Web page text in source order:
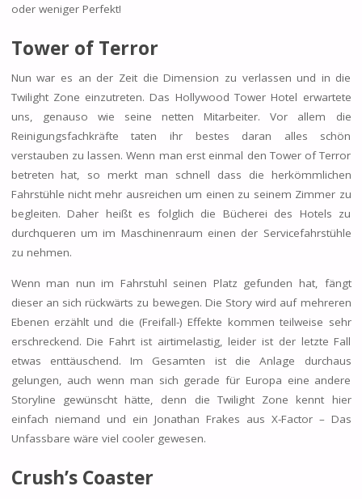
oder weniger Perfekt!
Tower of Terror
Nun war es an der Zeit die Dimension zu verlassen und in die
Twilight Zone einzutreten. Das Hollywood Tower Hotel erwartete
uns, genauso wie seine netten Mitarbeiter. Vor allem die
Reinigungsfachkräfte taten ihr bestes daran alles schön
verstauben zu lassen. Wenn man erst einmal den Tower of Terror
betreten hat, so merkt man schnell dass die herkömmlichen
Fahrstühle nicht mehr ausreichen um einen zu seinem Zimmer zu
begleiten. Daher heißt es folglich die Bücherei des Hotels zu
durchqueren um im Maschinenraum einen der Servicefahrstühle
zu nehmen.
Wenn man nun im Fahrstuhl seinen Platz gefunden hat, fängt
dieser an sich rückwärts zu bewegen. Die Story wird auf mehreren
Ebenen erzählt und die (Freifall-) Effekte kommen teilweise sehr
erschreckend. Die Fahrt ist airtimelastig, leider ist der letzte Fall
etwas enttäuschend. Im Gesamten ist die Anlage durchaus
gelungen, auch wenn man sich gerade für Europa eine andere
Storyline gewünscht hätte, denn die Twilight Zone kennt hier
einfach niemand und ein Jonathan Frakes aus X-Factor – Das
Unfassbare wäre viel cooler gewesen.
Crush’s Coaster